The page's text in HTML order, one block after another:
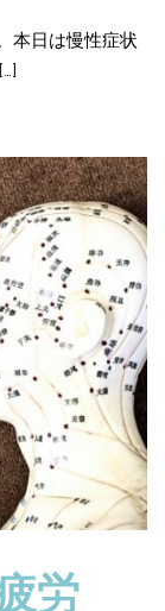
本日は慢性症状
労